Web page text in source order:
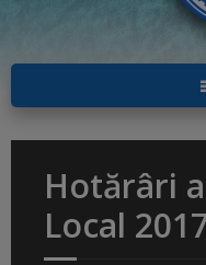
Hotărâri
Local